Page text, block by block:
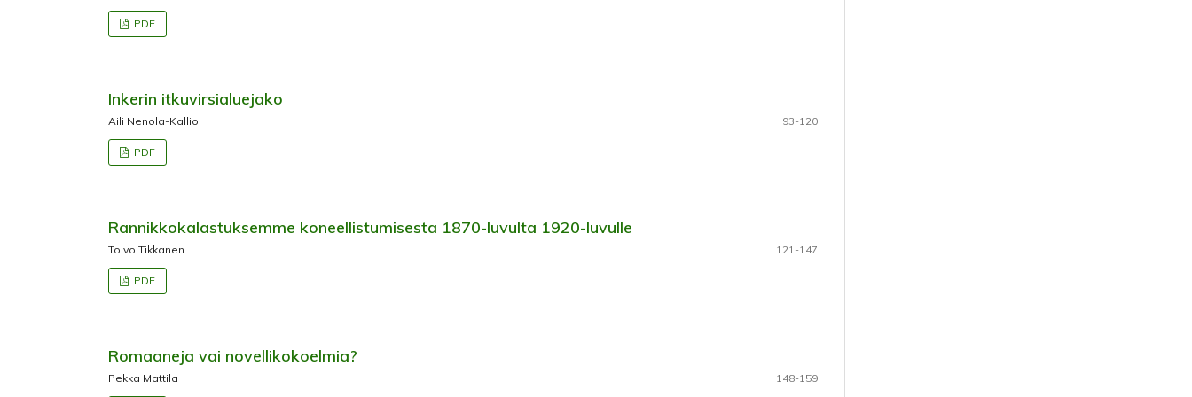
PDF
Inkerin itkuvirsialuejako
Aili Nenola-Kallio 93-120
PDF
Rannikkokalastuksemme koneellistumisesta 1870-luvulta 1920-luvulle
Toivo Tikkanen 121-147
PDF
Romaaneja vai novellikokoelmia?
Pekka Mattila 148-159